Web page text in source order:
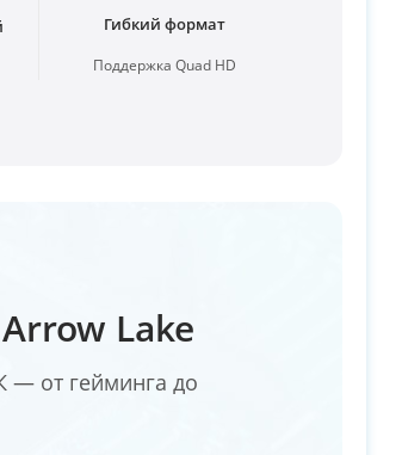
Гибкий формат
Поддержка Quad HD
Arrow Lake
— от гейминга до